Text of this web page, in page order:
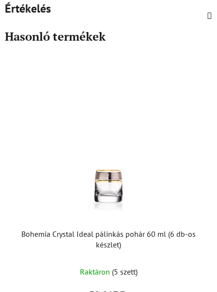
Értékelés
Hasonló termékek
Bohemia Crystal Ideal pálinkás pohár 60 ml (6 db-os
készlet)
Raktáron (5 szett)